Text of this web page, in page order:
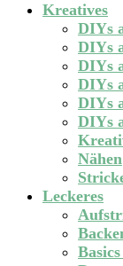
Kreatives
DIYs
DIYs
DIYs
DIYs
DIYs
DIYs
Nähen
Leckeres